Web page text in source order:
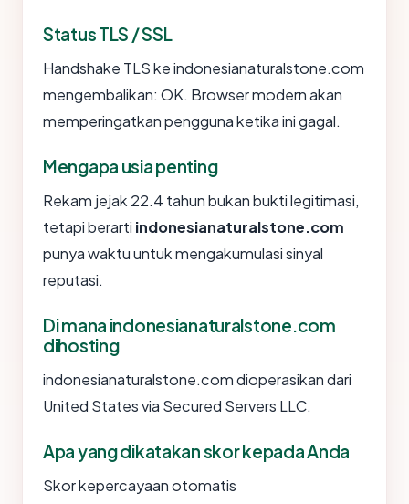
Status TLS / SSL
Handshake TLS ke indonesianaturalstone.com
mengembalikan: OK. Browser modern akan
memperingatkan pengguna ketika ini gagal.
Mengapa usia penting
Rekam jejak 22.4 tahun bukan bukti legitimasi,
tetapi berarti indonesianaturalstone.com
punya waktu untuk mengakumulasi sinyal
reputasi.
Di mana indonesianaturalstone.com
dihosting
indonesianaturalstone.com dioperasikan dari
United States via Secured Servers LLC.
Apa yang dikatakan skor kepada Anda
Skor kepercayaan otomatis